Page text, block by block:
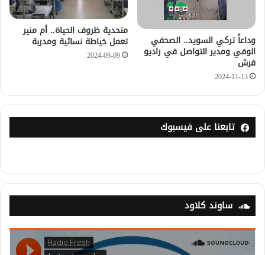
وداعاً تركي السويد.. الصحفي
الوفي ومدير التواصل في راديو
فرش
2024-11-13
متحدية ظروف الحياة.. أم منير
تعمل خياطة نسائية ومدربة
2024-09-09
تابعنا على فيسبوك
ساوند كلاود